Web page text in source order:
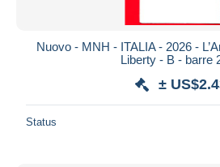
Nuovo - MNH - ITALIA - 2026 -
Liberty - B - barre
±
Status